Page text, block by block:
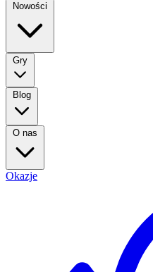
Nowości
Gry
Blog
O nas
Okazje